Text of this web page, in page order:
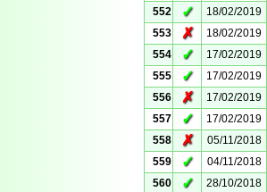
552
✓ 18/02/2019
553
✗ 18/02/2019
554
✓ 17/02/2019
555
✓ 17/02/2019
556
✗ 17/02/2019
557
✓ 17/02/2019
558
✗ 05/11/2018
559
✓ 04/11/2018
560
✓ 28/10/2018